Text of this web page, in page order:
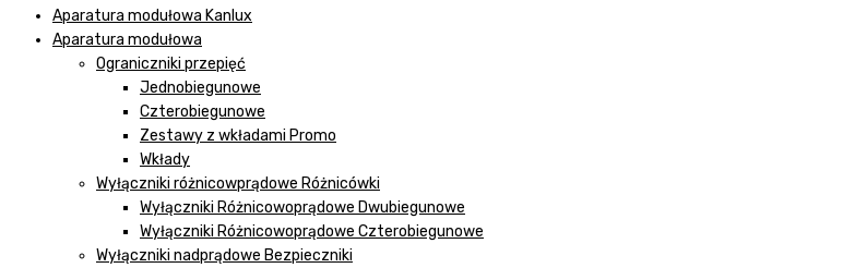
Aparatura modułowa Kanlux
Aparatura modułowa
Ograniczniki przepięć
Jednobiegunowe
Czterobiegunowe
Zestawy z wkładami Promo
Wkłady
Wyłączniki różnicowprądowe Różnicówki
Wyłączniki Różnicowoprądowe Dwubiegunowe
Wyłączniki Różnicowoprądowe Czterobiegunowe
Wyłączniki nadprądowe Bezpieczniki